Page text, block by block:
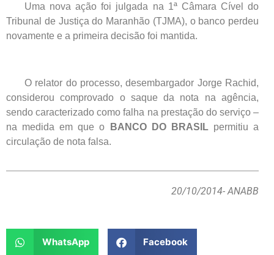
Uma nova ação foi julgada na 1ª Câmara Cível do
Tribunal de Justiça do Maranhão (TJMA), o banco perdeu
novamente e a primeira decisão foi mantida.
O relator do processo, desembargador Jorge Rachid,
considerou comprovado o saque da nota na agência,
sendo caracterizado como falha na prestação do serviço –
na medida em que o
BANCO DO BRASILpermitiu a
circulação de nota falsa.
20/10/2014- ANABB
WhatsApp Facebook